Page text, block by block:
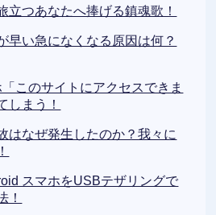
立つあなたへ捧げる鎮魂歌！
早い急になくなる原因は何？
このサイトにアクセスできま
しまう！
はなぜ発生したのか？我々に
スマホをUSBテザリングで
！